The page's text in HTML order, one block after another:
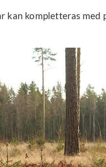
kan kompletteras med